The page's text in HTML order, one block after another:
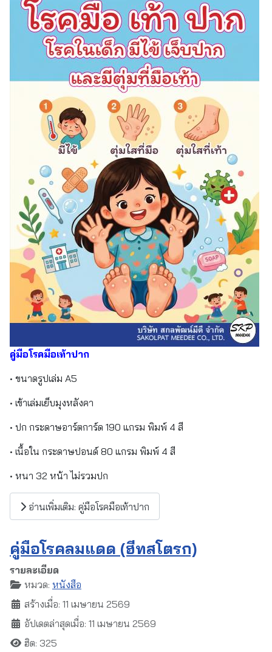
คู่มือโรคมือเท้าปาก
• ขนาดรูปเล่ม A5
• เข้าเล่มเย็บมุงหลังคา
• ปก กระดาษอาร์ตการ์ด 190 แกรม พิมพ์ 4 สี
• เนื้อใน กระดาษปอนด์ 80 แกรม พิมพ์ 4 สี
• หนา 32 หน้า ไม่รวมปก
อ่านเพิ่มเติม: คู่มือโรคมือเท้าปาก
คู่มือโรคลมแดด (ฮีทสโตรก)
รายละเอียด
หมวด: หนังสือ
สร้างเมื่อ: 11 เมษายน 2569
อัปเดตล่าสุดเมื่อ: 11 เมษายน 2569
ฮิต: 325